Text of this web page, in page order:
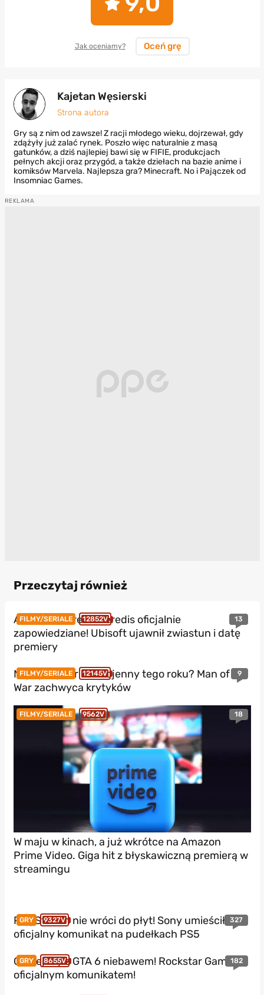
Jak oceniamy? Oceń grę
Kajetan Węsierski
Strona autora
Gry są z nim od zawsze! Z racji młodego wieku, dojrzewał, gdy
zdążyły już zalać rynek. Poszło więc naturalnie z masą
gatunków, a dziś najlepiej bawi się w FIFIE, produkcjach
pełnych akcji oraz przygód, a także dziełach na bazie anime i
komiksów Marvela. Najlepsza gra? Minecraft. No i Pajączek od
Insomniac Games.
Przeczytaj również
FILMY/SERIALE 12852V 13
Assassin’s Creed Heredis oficjalnie
zapowiedziane! Ubisoft ujawnił zwiastun i datę
premiery
FILMY/SERIALE 12145V 9
Najlepszy thriller wojenny tego roku? Man of
War zachwyca krytyków
FILMY/SERIALE 9562V 18
W maju w kinach, a już wkrótce na Amazon
Prime Video. Giga hit z błyskawiczną premierą w
streamingu
GRY 9327V 327
PlayStation nie wróci do płyt! Sony umieściło
oficjalny komunikat na pudełkach PS5
GRY 8655V 182
Gameplay z GTA 6 niebawem! Rockstar Games z
oficjalnym komunikatem!